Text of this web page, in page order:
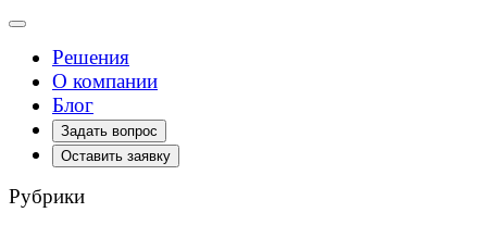
Toggle
navigationРешения
О компании
Блог
Задать вопрос
Оставить заявку
Рубрики